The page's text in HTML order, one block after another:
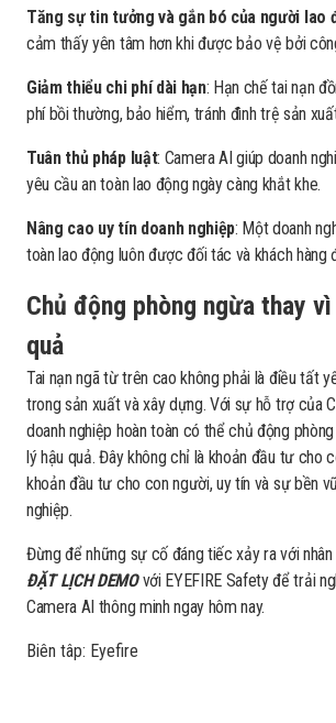
Tăng sự tin tưởng và gắn bó của người lao
cảm thấy yên tâm hơn khi được bảo vệ bởi
Giảm thiểu chi phí dài hạn: Hạn chế tai nạn
phí bồi thường, bảo hiểm, tránh đình trệ sản
Tuân thủ pháp luật: Camera AI giúp doanh
yêu cầu an toàn lao động ngày càng khắt khe.
Nâng cao uy tín doanh nghiệp: Một doanh
toàn lao động luôn được đối tác và khách hàng
Chủ động phòng ngừa thay
quả
Tai nạn ngã từ trên cao không phải là điều tất
trong sản xuất và xây dựng. Với sự hỗ trợ của
doanh nghiệp hoàn toàn có thể chủ động
lý hậu quả. Đây không chỉ là khoản đầu tư cho
khoản đầu tư cho con người, uy tín và sự bền
nghiệp.
Đừng để những sự cố đáng tiếc xảy ra với
ĐẶT LỊCH DEMOvới EYEFIRE Safety để trải
Camera AI thông minh ngay hôm nay.
Biên tâp: Eyefire